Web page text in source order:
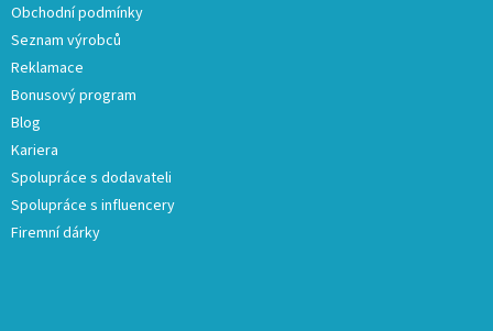
Obchodní podmínky
Seznam výrobců
Reklamace
Bonusový program
Blog
Kariera
Spolupráce s dodavateli
Spolupráce s influencery
Firemní dárky